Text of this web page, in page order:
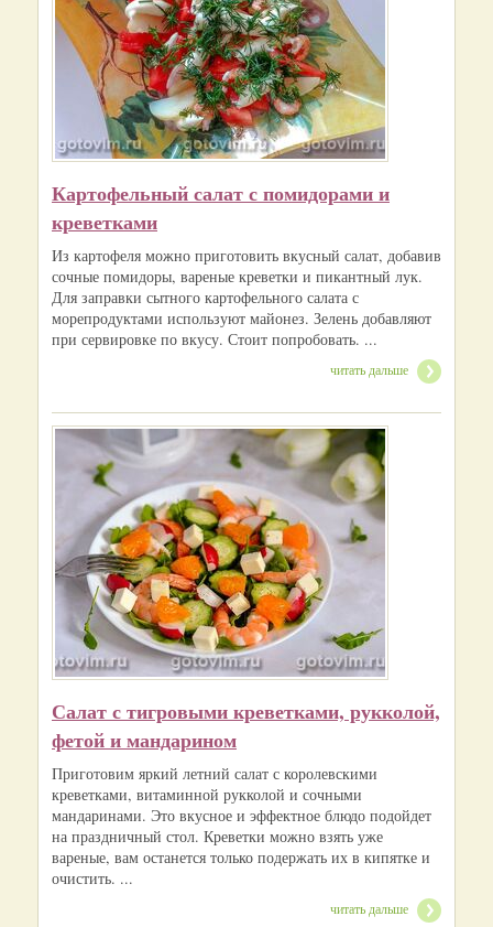
Картофельный салат с помидорами и
креветками
Из картофеля можно приготовить вкусный салат, добавив
сочные помидоры, вареные креветки и пикантный лук.
Для заправки сытного картофельного салата с
морепродуктами используют майонез. Зелень добавляют
при сервировке по вкусу. Стоит попробовать. ...
читать дальше
Салат с тигровыми креветками, рукколой,
фетой и мандарином
Приготовим яркий летний салат с королевскими
креветками, витаминной рукколой и сочными
мандаринами. Это вкусное и эффектное блюдо подойдет
на праздничный стол. Креветки можно взять уже
вареные, вам останется только подержать их в кипятке и
очистить. ...
читать дальше